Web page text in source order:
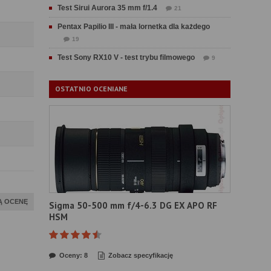
OCENĘ
Test Sirui Aurora 35 mm f/1.4 21
Pentax Papilio III - mała lornetka dla każdego
19
Test Sony RX10 V - test trybu filmowego 9
OSTATNIO OCENIANE
Sigma 50-500 mm f/4-6.3 DG EX APO RF
HSM
Oceny: 8 Zobacz specyfikację